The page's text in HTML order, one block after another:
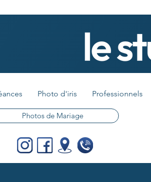
Photo d'iris Professionnels
Photos de Mariage